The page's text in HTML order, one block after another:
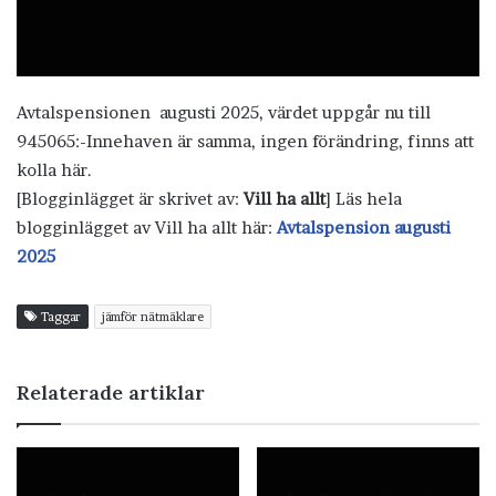
Avtalspensionen augusti 2025, värdet uppgår nu till
945065:-Innehaven är samma, ingen förändring, finns att
kolla här.
[Blogginlägget är skrivet av:Vill ha allt] Läs hela
blogginlägget av Vill ha allt här:Avtalspension augusti
2025
Taggar jämför nätmäklare
Relaterade artiklar